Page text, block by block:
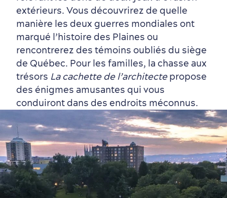
extérieurs. Vous découvrirez de quelle
manière les deux guerres mondiales ont
marqué l’histoire des Plaines ou
rencontrerez des témoins oubliés du siège
de Québec. Pour les familles, la chasse aux
trésors La cachette de l’architectepropose
des énigmes amusantes qui vous
conduiront dans des endroits méconnus.